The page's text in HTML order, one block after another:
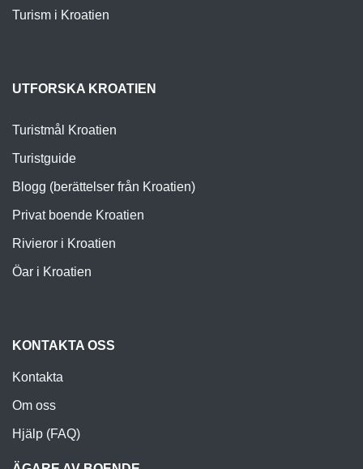
Turistmål Kroatien
Turistguide
Blogg (berättelser från Kroatien)
Privat boende Kroatien
Rivieror i Kroatien
Öar i Kroatien
Kontakta
Om oss
Hjälp (FAQ)
ÄGARE AV BOENDE